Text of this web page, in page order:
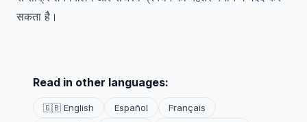
सकता है।
Read in other languages:
🇬🇧 English Español
Français